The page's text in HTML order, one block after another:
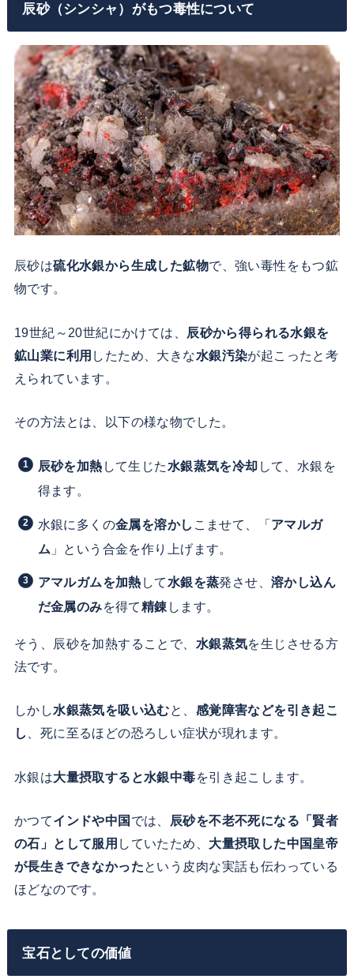
辰砂（シンシャ）がもつ毒性について
辰砂は硫化水銀から生成した鉱物で、強い毒性をもつ鉱
物です。
19世紀～20世紀にかけては、
辰砂から得られる水銀を
鉱山業に利用 したため、大きな水銀汚染が起こったと考
えられています。
その方法とは、以下の様な物でした。
辰砂を加熱 して生じた 水銀蒸気を冷却 して、水銀を
得ます。
水銀に多くの金属を溶かし こませて、「アマルガ
ム 」という合金を作り上げます。
アマルガムを加熱 して 水銀を蒸発させ、 溶かし込ん
だ金属のみを得て精錬 します。
そう、辰砂を加熱することで、 水銀蒸気を生じさせる方
法です。
しかし水銀蒸気を吸い込むと、 感覚障害などを引き起こ
し
、死に至るほどの恐ろしい症状が現れます。
水銀は大量摂取すると水銀中毒を引き起こします。
かつてインドや中国 では、
辰砂を不老不死になる「賢者
の石」として服用 していたため、 大量摂取した中国皇帝
が長生きできなかったという皮肉な実話も伝わっている
ほどなのです。
宝石としての価値